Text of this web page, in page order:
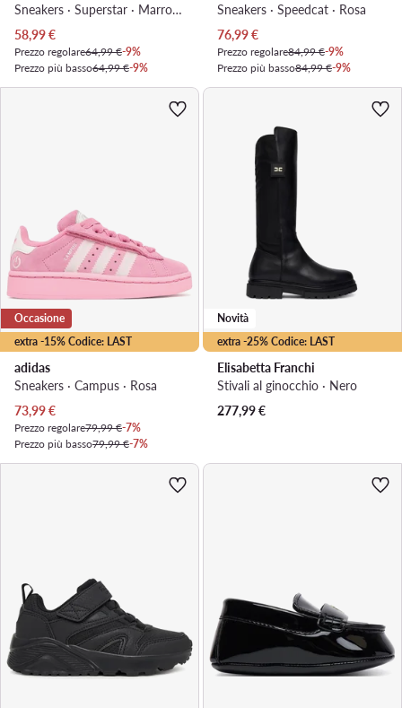
Sneakers · Superstar · Marrone
Prezzo attuale
58,99€
Prezzo regolare64,99 €-9%
Prezzo più basso64,99 €-9%
Sneakers · Speedcat · Rosa
Prezzo attuale
76,99€
Prezzo regolare84,99 €-9%
Prezzo più basso84,99 €-9%
extra -15% Codice: LAST
Occasione
adidas
Sneakers · Campus · Rosa
Prezzo attuale
73,99€
Prezzo regolare79,99 €-7%
Prezzo più basso79,99 €-7%
extra -25% Codice: LAST
Novità
Elisabetta Franchi
Stivali al ginocchio · Nero
277,99€